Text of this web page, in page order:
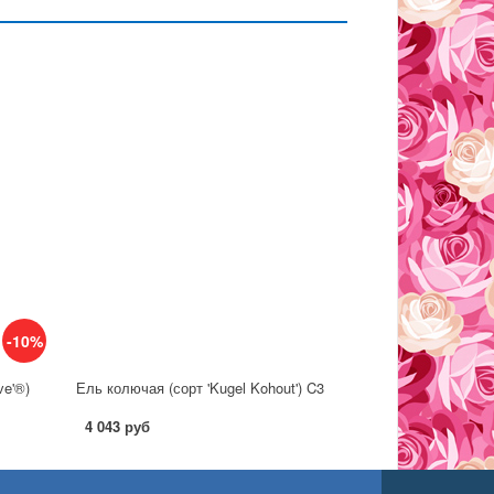
-10%
Ель колючая (сорт 'Kugel Kohout') C3
4 043 руб